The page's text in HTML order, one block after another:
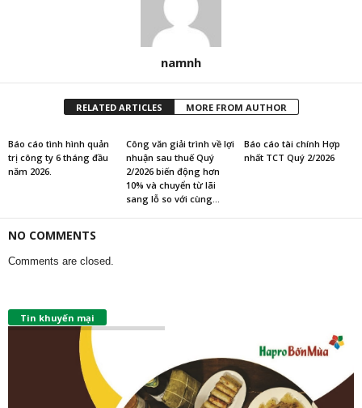
namnh
RELATED ARTICLES MORE FROM AUTHOR
Báo cáo tình hình quản
trị công ty 6 tháng đầu
năm 2026.
Công văn giải trình về lợi
nhuận sau thuế Quý
2/2026 biến động hơn
10% và chuyển từ lãi
sang lỗ so với cùng...
Báo cáo tài chính Hợp
nhất TCT Quý 2/2026
NO COMMENTS
Comments are closed.
Tin khuyến mại